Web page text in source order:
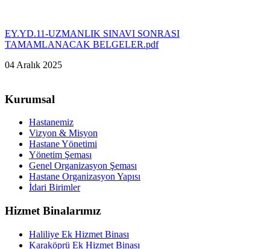
EY.YD.11-UZMANLIK SINAVI SONRASI
TAMAMLANACAK BELGELER.pdf
04 Aralık 2025
Kurumsal
Hastanemiz
Vizyon & Misyon
Hastane Yönetimi
Yönetim Şeması
Genel Organizasyon Şeması
Hastane Organizasyon Yapısı
İdari Birimler
Hizmet Binalarımız
Haliliye Ek Hizmet Binası
Karaköprü Ek Hizmet Binası